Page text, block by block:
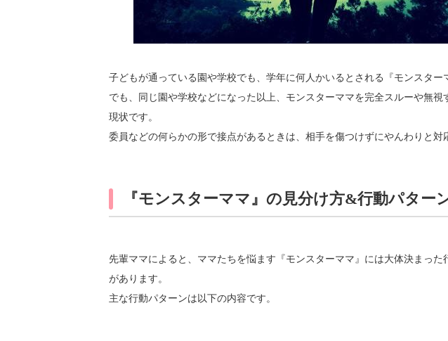
子どもが通っている園や学校でも、学年に何人かいるとされる『モンスター
でも、同じ園や学校などになった以上、モンスターママを完全スルーや無視
現状です。
委員などの何らかの形で接点があるときは、相手を傷つけずにやんわりと対
『モンスターママ』の見分け方&行動パター
先輩ママによると、ママたちを悩ます『モンスターママ』には大体決まった
があります。
主な行動パターンは以下の内容です。